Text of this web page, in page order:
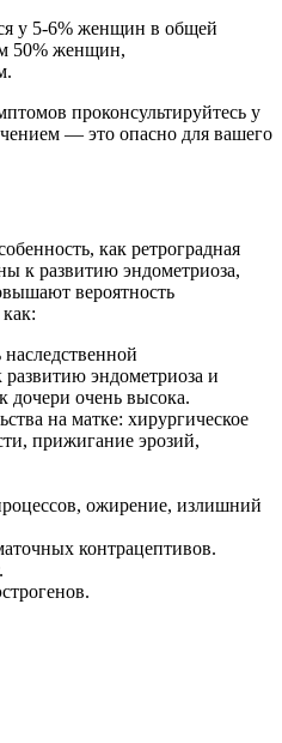
у 5-6% женщин в общей
50% женщин,
проконсультируйтесь у
— это опасно для вашего
как ретроградная
к развитию эндометриоза,
вероятность
эндометриоза и
дочери очень высока.
на матке: хирургическое
прижигание эрозий,
ожирение, излишний
контрацептивов.